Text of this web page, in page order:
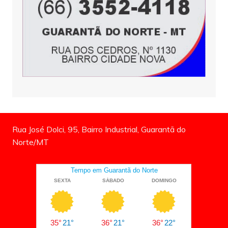
Rua José Dolci, 95, Bairro Industrial, Guarantã do
Norte/MT